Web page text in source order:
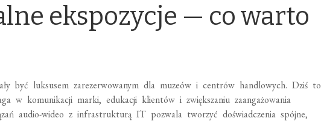
ekspozycje — co warto
być luksusem zarezerwowanym dla muzeów i centrów handlowych. Dziś to
w komunikacji marki, edukacji klientów i zwiększaniu zaangażowania
audio-wideo z infrastrukturą IT pozwala tworzyć doświadczenia spójne,